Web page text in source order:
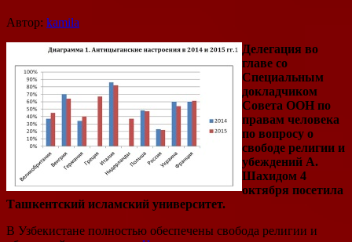
Автор: kamila
Делегация во
главе со
Специальным
докладчиком
Совета ООН по
правам человека
по вопросу о
свободе религии и
убеждений А.
Шахидом 4
октября посетила
Ташкентский исламский университет.
В Узбекистане полностью обеспечены свобода религии и